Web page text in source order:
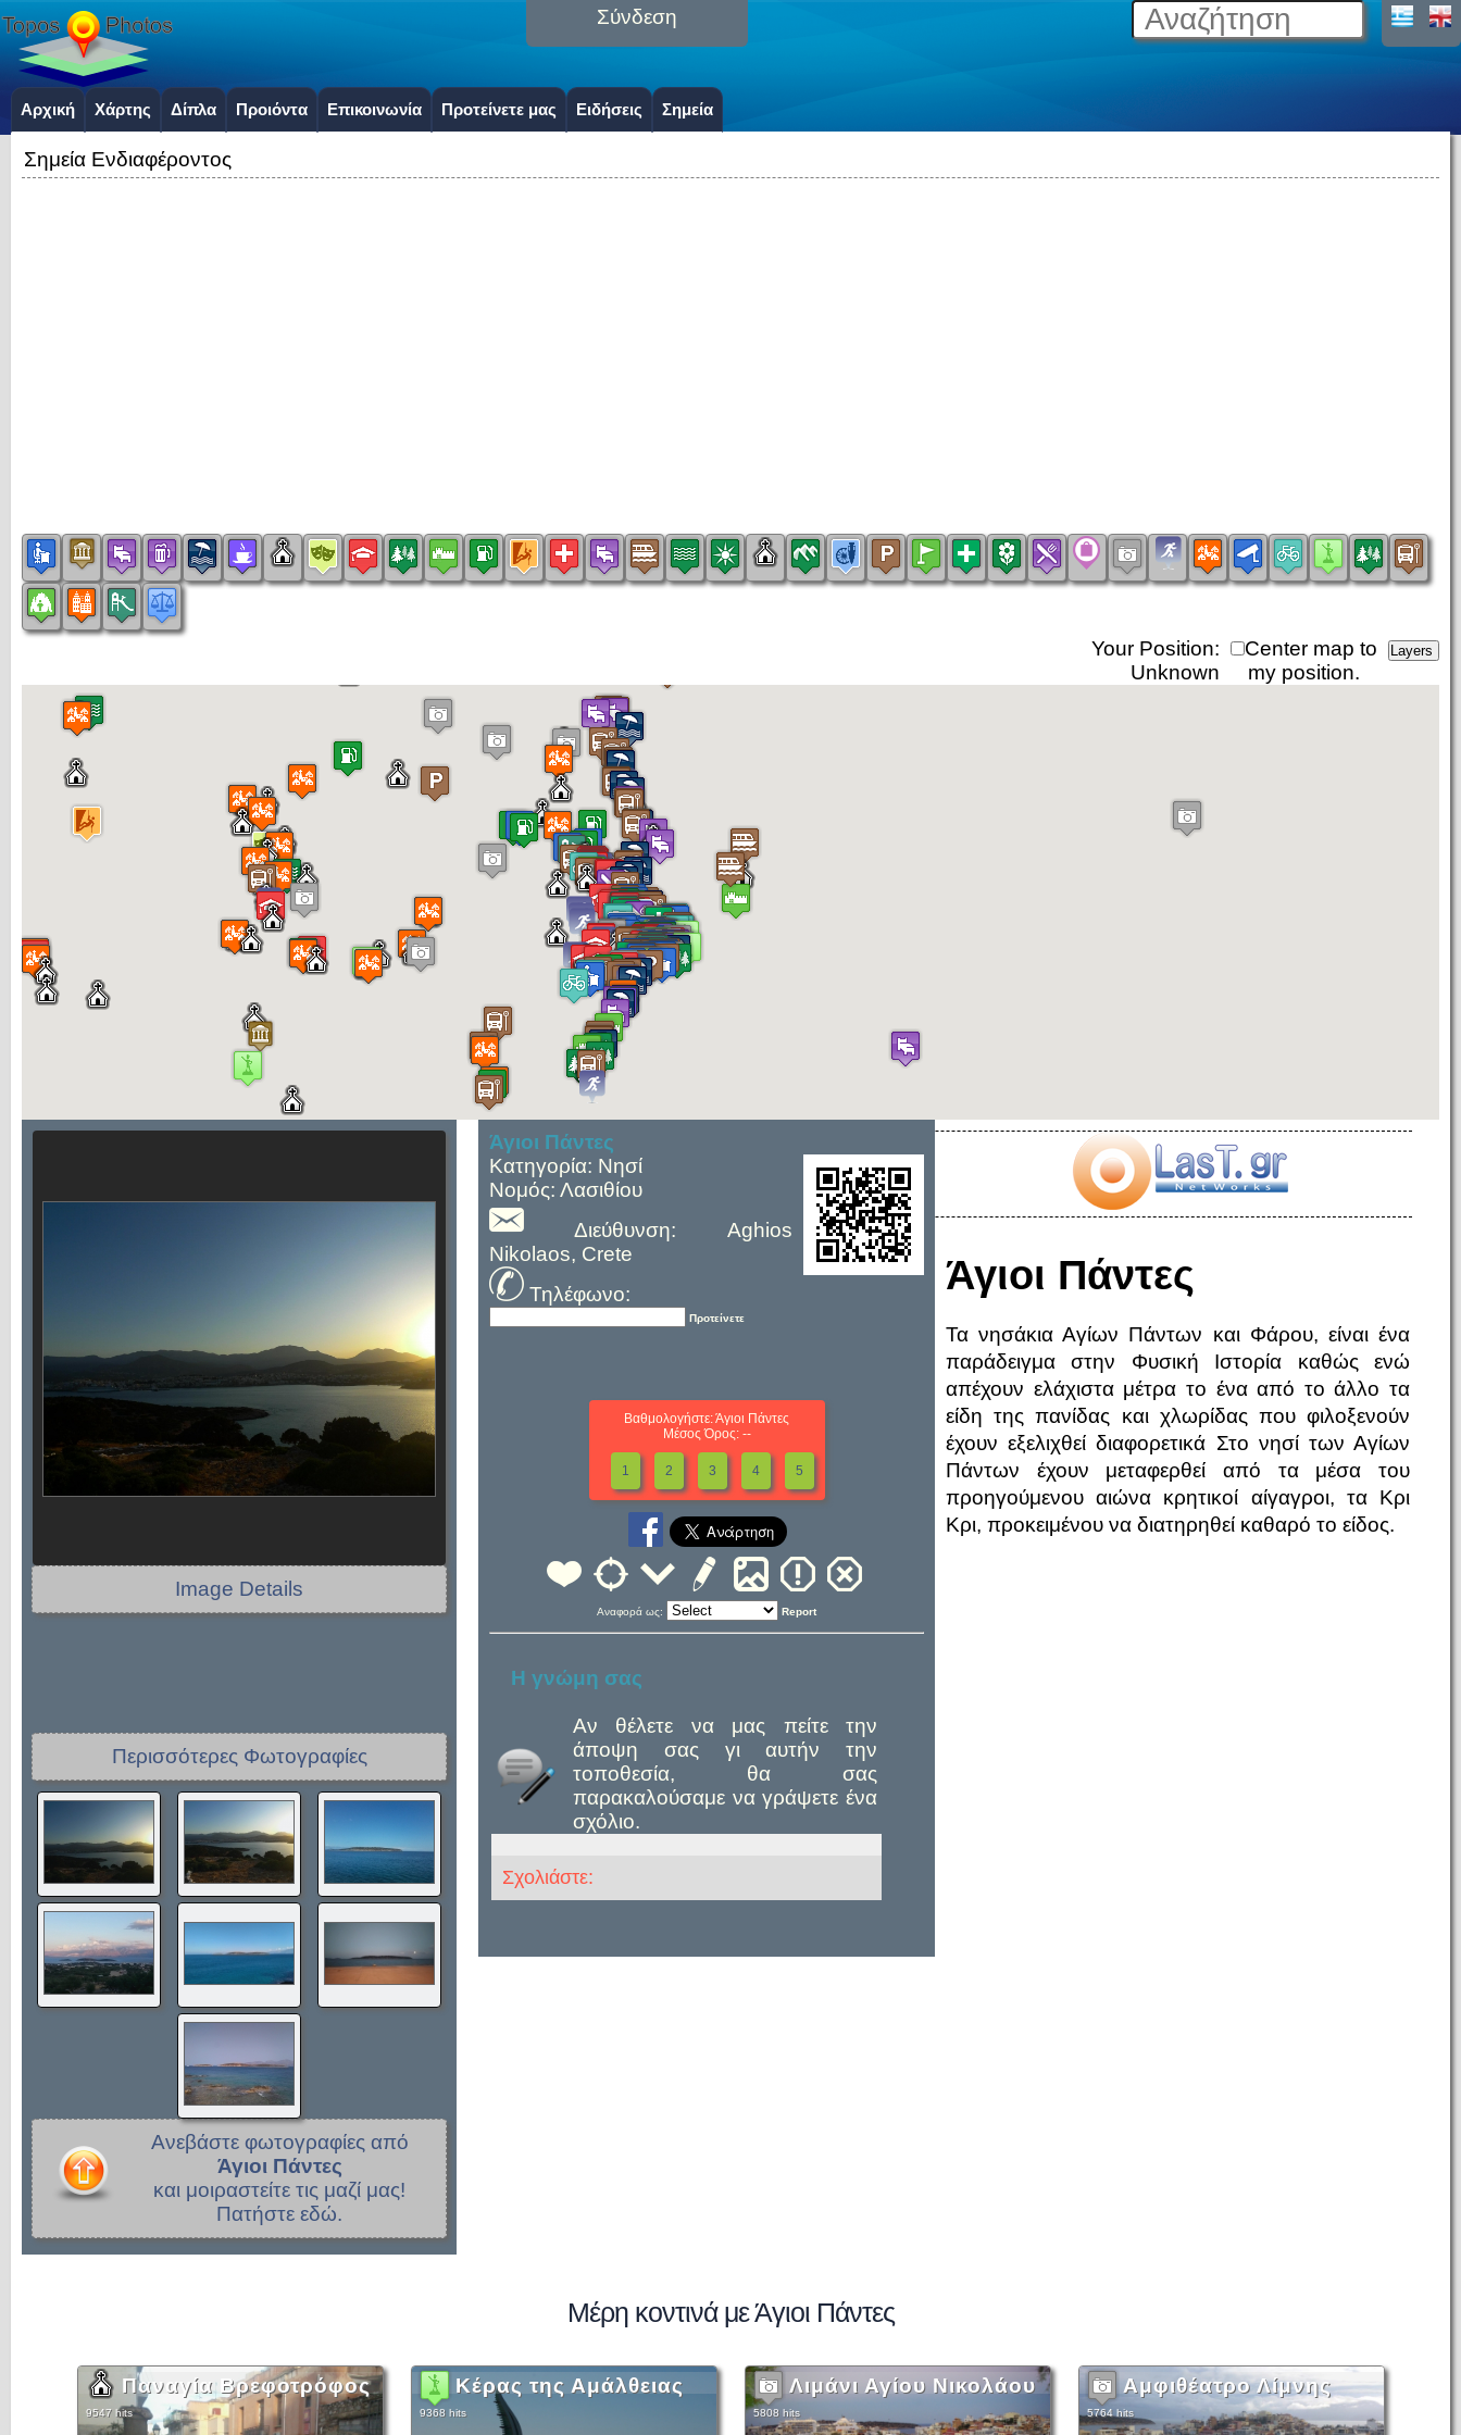
Σύνδεση
Αρχική Χάρτης Δίπλα Προιόντα Επικοινωνία Προτείνετε μας Ειδήσεις Σημεία
Σημεία Ενδιαφέροντος
Center map to
my position.
Your Position:
Unknown
Image Details
Περισσότερες Φωτογραφίες
Ανεβάστε φωτογραφίες από
Άγιοι Πάντες
και μοιραστείτε τις μαζί μας!
Πατήστε εδώ.
Άγιοι Πάντες
Κατηγορία: Νησί
Νομός: Λασιθίου
Διεύθυνση: Aghios
Nikolaos, Crete
Τηλέφωνο:
Προτείνετε
Βαθμολογήστε: Άγιοι Πάντες
Μέσος Όρος: --
1 2 3 4 5
Αναφορά ως: Report
Η γνώμη σας
Αν θέλετε να μας πείτε την
άποψη σας γι αυτήν την
τοποθεσία, θα σας
παρακαλούσαμε να γράψετε ένα
σχόλιο.
Σχολιάστε:
Άγιοι Πάντες
Τα νησάκια Αγίων Πάντων και Φάρου, είναι ένα
παράδειγμα στην Φυσική Ιστορία καθώς ενώ
απέχουν ελάχιστα μέτρα το ένα από το άλλο τα
είδη της πανίδας και χλωρίδας που φιλοξενούν
έχουν εξελιχθεί διαφορετικά Στο νησί των Αγίων
Πάντων έχουν μεταφερθεί από τα μέσα του
προηγούμενου αιώνα κρητικοί αίγαγροι, τα Κρι
Κρι, προκειμένου να διατηρηθεί καθαρό το είδος.
Μέρη κοντινά με Άγιοι Πάντες
Παναγία Βρεφοτρόφος
9547 hits
Κέρας της Αμάλθειας
9368 hits
Λιμάνι Αγίου Νικολάου
5808 hits
Αμφιθέατρο Λίμνης
5764 hits